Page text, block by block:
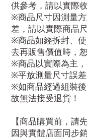
供參考，請以實際
※商品尺寸因測量
差，請以實際商品
※商品如經拆封、
去再販售價值時，
※商品以實際為主，
※平放測量尺寸誤差
※如商品經過組裝
故無法接受退貨！
【商品購買前，請
因與實體店面同步